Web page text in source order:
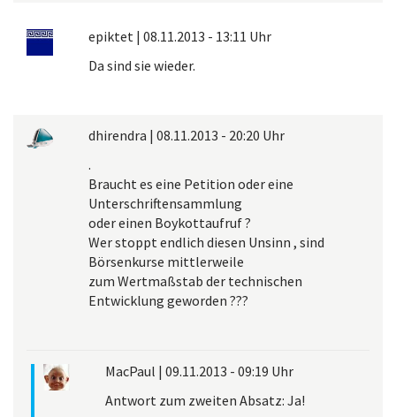
epiktet | 08.11.2013 - 13:11 Uhr
Da sind sie wieder.
dhirendra | 08.11.2013 - 20:20 Uhr
.
Braucht es eine Petition oder eine
Unterschriftensammlung
oder einen Boykottaufruf ?
Wer stoppt endlich diesen Unsinn , sind
Börsenkurse mittlerweile
zum Wertmaßstab der technischen
Entwicklung geworden ???
MacPaul | 09.11.2013 - 09:19 Uhr
Antwort zum zweiten Absatz: Ja!